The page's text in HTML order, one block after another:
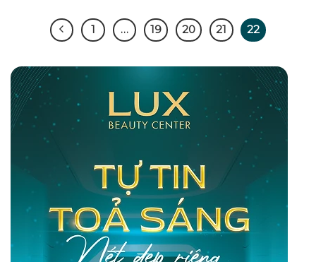
1 … 19 20 21 22